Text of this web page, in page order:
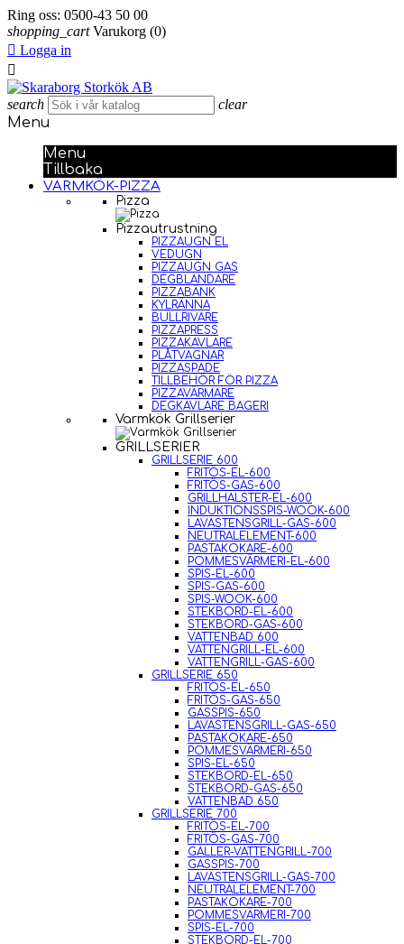
Ring oss: 0500-43 50 00
shopping_cart Varukorg (0)
 Logga in

search clear
Menu
Menu
Tillbaka
VARMKÖK-PIZZA
Pizza
Pizzautrustning
PIZZAUGN EL
VEDUGN
PIZZAUGN GAS
DEGBLANDARE
PIZZABÄNK
KYLRÄNNA
BULLRIVARE
PIZZAPRESS
PIZZAKAVLARE
PLÅTVAGNAR
PIZZASPADE
TILLBEHÖR FÖR PIZZA
PIZZAVÄRMARE
DEGKAVLARE BAGERI
Varmkök Grillserier
GRILLSERIER
GRILLSERIE 600
FRITÖS-EL-600
FRITÖS-GAS-600
GRILLHALSTER-EL-600
INDUKTIONSSPIS-WOOK-600
LAVASTENSGRILL-GAS-600
NEUTRALELEMENT-600
PASTAKOKARE-600
POMMESVÄRMERI-EL-600
SPIS-EL-600
SPIS-GAS-600
SPIS-WOOK-600
STEKBORD-EL-600
STEKBORD-GAS-600
VATTENBAD 600
VATTENGRILL-EL-600
VATTENGRILL-GAS-600
GRILLSERIE 650
FRITÖS-EL-650
FRITÖS-GAS-650
GASSPIS-650
LAVASTENSGRILL-GAS-650
PASTAKOKARE-650
POMMESVÄRMERI-650
SPIS-EL-650
STEKBORD-EL-650
STEKBORD-GAS-650
VATTENBAD 650
GRILLSERIE 700
FRITÖS-EL-700
FRITÖS-GAS-700
GALLER-VATTENGRILL-700
GASSPIS-700
LAVASTENSGRILL-GAS-700
NEUTRALELEMENT-700
PASTAKOKARE-700
POMMESVÄRMERI-700
SPIS-EL-700
STEKBORD-EL-700